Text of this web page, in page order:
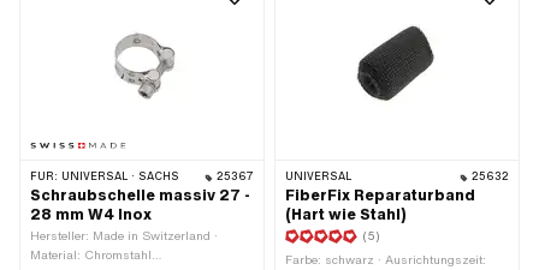
FÜR: UNIVERSAL · SACHS 25367
Schraubschelle massiv 27 -
28 mm W4 Inox
Hersteller: Made in Switzerland ·
Material: Chromstahl
UNIVERSAL 25632
FiberFix Reparaturband
(Hart wie Stahl)
(5)
Farbe: schwarz · Ausrichtungszeit: